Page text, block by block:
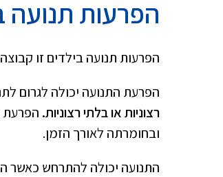
הפרעות תנועה
הפרעות תנועה בילדים זו
הפרעת התנועה יכולה לגרום
רצוניות או בלתי רצוניות. הפרעת
ובחומרתה לאורך הזמן.
התנועה יכולה להתרחש כאשר